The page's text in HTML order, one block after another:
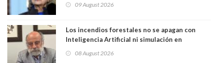
casa. Y la está destruyendo”
09 August 2026
Los incendios forestales no se apagan con
Inteligencia Artificial ni simulación en
Magister en Asentamientos Humanos PUC
08 August 2026